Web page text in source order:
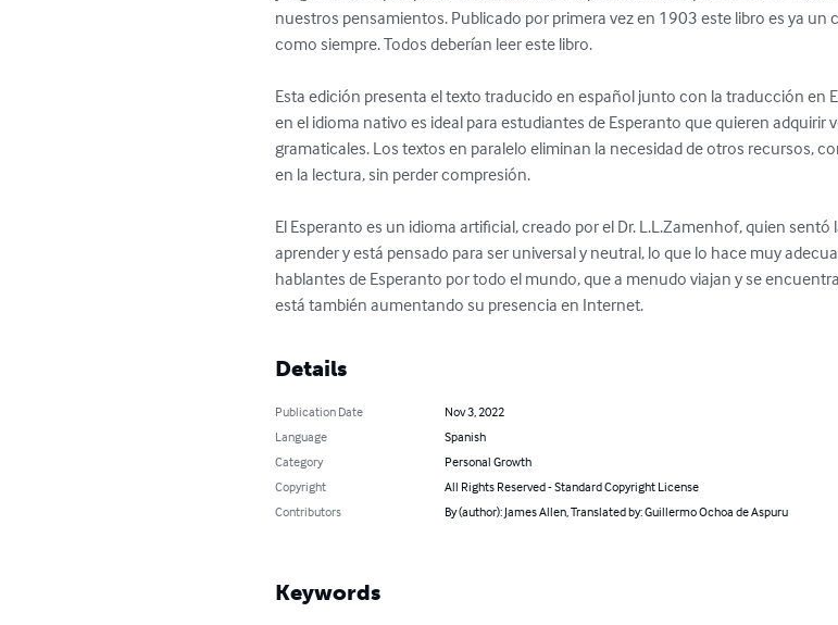
nuestros pensamientos. Publicado por primera vez en 1903 este libro es ya un
como siempre. Todos deberían leer este libro.
Esta edición presenta el texto traducido en español junto con la traducción en
en el idioma nativo es ideal para estudiantes de Esperanto que quieren
gramaticales. Los textos en paralelo eliminan la necesidad de otros recursos,
en la lectura, sin perder compresión.
El Esperanto es un idioma artificial, creado por el Dr. L.L.Zamenhof, quien sentó
aprender y está pensado para ser universal y neutral, lo que lo hace muy
hablantes de Esperanto por todo el mundo, que a menudo viajan y se
está también aumentando su presencia en Internet.
Details
Publication Date
Nov 3, 2022
Language
Spanish
Category
Personal Growth
Copyright
All Rights Reserved - Standard Copyright License
Contributors
By (author): James Allen, Translated by: Guillermo Ochoa de Aspuru
Keywords